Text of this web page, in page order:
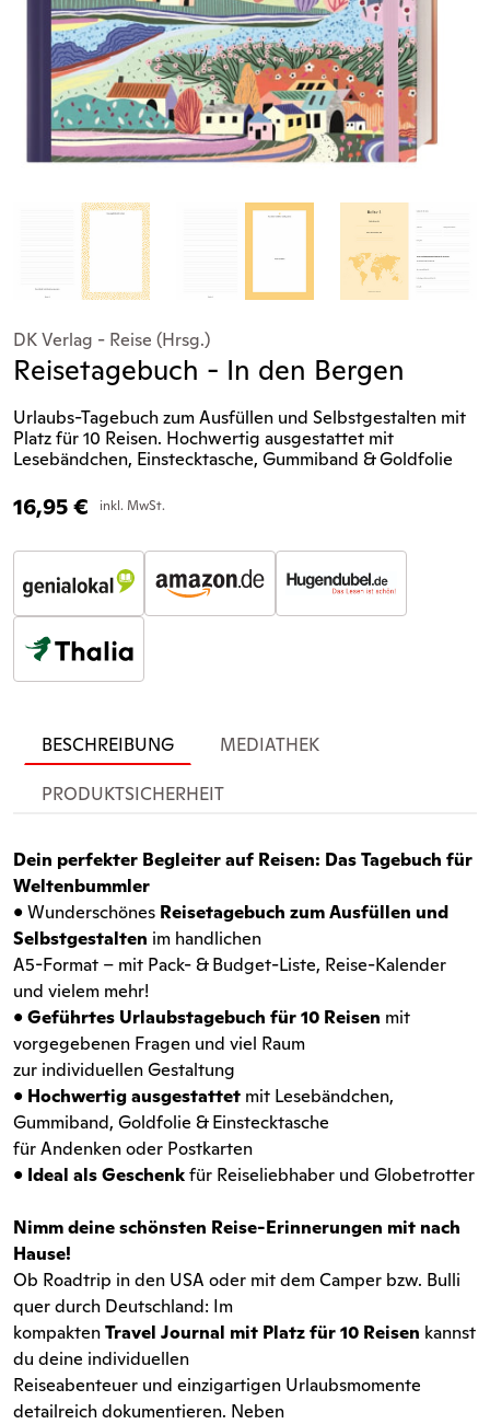
DK Verlag - Reise (Hrsg.)
Reisetagebuch - In den Bergen
Urlaubs-Tagebuch zum Ausfüllen und Selbstgestalten mit
Platz für 10 Reisen. Hochwertig ausgestattet mit
Lesebändchen, Einstecktasche, Gummiband & Goldfolie
16,95€ inkl. MwSt.
BESCHREIBUNG MEDIATHEK
PRODUKTSICHERHEIT
Dein perfekter Begleiter auf Reisen: Das Tagebuch für
Weltenbummler
• Wunderschönes Reisetagebuch zum Ausfüllen und
Selbstgestalten im handlichen
A5-Format – mit Pack- & Budget-Liste, Reise-Kalender
und vielem mehr!
•Geführtes Urlaubstagebuch für 10 Reisen mit
vorgegebenen Fragen und viel Raum
zur individuellen Gestaltung
• Hochwertig ausgestattet mit Lesebändchen,
Gummiband, Goldfolie & Einstecktasche
für Andenken oder Postkarten
• Ideal als Geschenkfür Reiseliebhaber und Globetrotter
Nimm deine schönsten Reise-Erinnerungen mit nach
Hause!
Ob Roadtrip in den USA oder mit dem Camper bzw. Bulli
quer durch Deutschland: Im
kompaktenTravel Journal mit Platz für 10 Reisen kannst
du deine individuellen
Reiseabenteuer und einzigartigen Urlaubsmomente
detailreich dokumentieren. Neben